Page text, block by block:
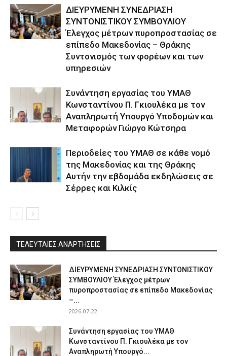
ΔΙΕΥΡΥΜΕΝΗ ΣΥΝΕΔΡΙΑΣΗ
ΣΥΝΤΟΝΙΣΤΙΚΟΥ ΣΥΜΒΟΥΛΙΟΥ
Έλεγχος μέτρων πυροπροστασίας σε
επίπεδο Μακεδονίας – Θράκης
Συντονισμός των φορέων και των
υπηρεσιών
Συνάντηση εργασίας του ΥΜΑΘ
Κωνσταντίνου Π. Γκιουλέκα με τον
Αναπληρωτή Υπουργό Υποδομών και
Μεταφορών Γιώργο Κώτσηρα
Περιοδείες του ΥΜΑΘ σε κάθε νομό
της Μακεδονίας και της Θράκης
Αυτήν την εβδομάδα εκδηλώσεις σε
Σέρρες και Κιλκίς
ΤΕΛΕΥΤΑΙΕΣ ΑΝΑΡΤΗΣΕΙΣ
ΔΙΕΥΡΥΜΕΝΗ ΣΥΝΕΔΡΙΑΣΗ ΣΥΝΤΟΝΙΣΤΙΚΟΥ
ΣΥΜΒΟΥΛΙΟΥ Έλεγχος μέτρων
πυροπροστασίας σε επίπεδο Μακεδονίας
–...
2026-07-22
Συνάντηση εργασίας του ΥΜΑΘ
Κωνσταντίνου Π. Γκιουλέκα με τον
Αναπληρωτή Υπουργό...